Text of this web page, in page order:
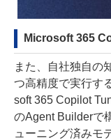
Microsoft 365
また、自社独自の
つ高精度で実行す
soft 365 Copilot
のAgent Builderで
ューニング済みモ